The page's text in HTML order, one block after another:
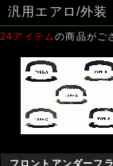
汎用エアロ/外装
24アイテムの商品がご
フロントアンダーフ